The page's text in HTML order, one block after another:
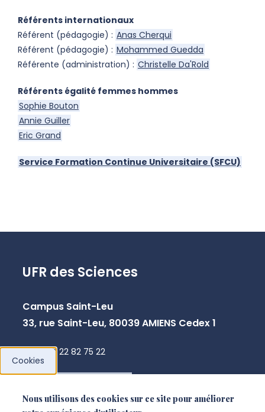
Référents internationaux
Référent (pédagogie) : Anas Cherqui
Référent (pédagogie) : Mohammed Guedda
Référente (administration) : Christelle Da'Rold
Référents égalité femmes hommes
Sophie Bouton
Annie Guiller
Eric Grand
Service Formation Continue Universitaire (SFCU)
UFR des Sciences
Campus Saint-Leu
33, rue Saint-Leu, 80039 AMIENS Cedex 1
+33 3 22 82 75 22
Cookies
Nous utilisons des cookies sur ce site pour améliorer